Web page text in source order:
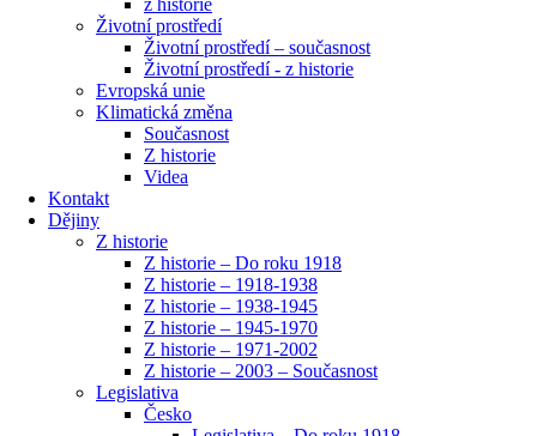
Životní prostředí
Životní prostředí – současnost
Životní prostředí ​- z historie
Evropská unie
Klimatická změna
Současnost
Z historie
Videa
Kontakt
Dějiny
Z historie
Z historie – Do roku 1918
Z historie – 1918-1938
Z historie – 1938-1945
Z historie – 1945-1970
Z historie – 1971-2002
Z historie – 2003 – Současnost
Legislativa
Česko